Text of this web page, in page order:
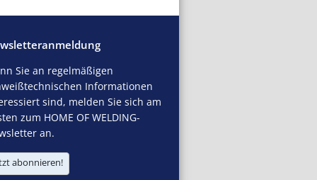
Sie an regelmäßigen
Informationen
sind, melden Sie sich am
zum HOME OF WELDING-
an.
abonnieren!